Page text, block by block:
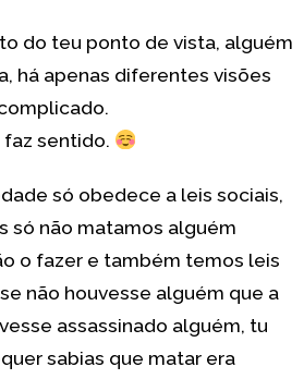
do teu ponto de vista, alguém
há apenas diferentes visões
faz sentido.
só obedece a leis sociais,
só não matamos alguém
o fazer e também temos leis
não houvesse alguém que a
assassinado alguém, tu
sabias que matar era